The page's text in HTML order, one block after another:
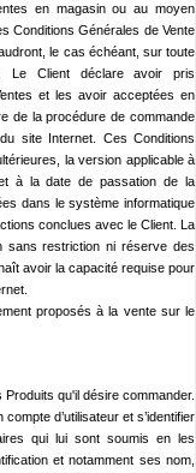
en magasin ou au moyen
Conditions Générales de Vente
le cas échéant, sur toute
Le Client déclare avoir pris
et les avoir acceptées en
de la procédure de commande
site Internet. Ces Conditions
la version applicable à
à la date de passation de la
dans le système informatique
conclues avec le Client. La
sans restriction ni réserve des
avoir la capacité requise pour
proposés à la vente sur le
Produits qu'il désire commander.
d’utilisateur et s’identifier
qui lui sont soumis en les
et notamment ses nom,